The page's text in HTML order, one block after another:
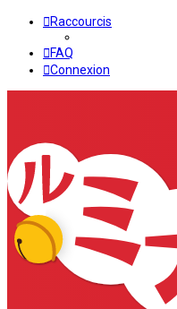
Raccourcis
FAQ
Connexion